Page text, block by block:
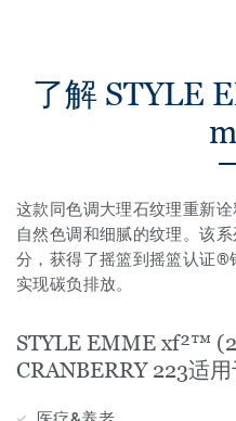
了解 STYLE
这款同色调大理石纹理重新
自然色调和细腻的纹理。该
分，获得了摇篮到摇篮认证®
实现碳负排放。
STYLE EMME xf²™
CRANBERRY 223适